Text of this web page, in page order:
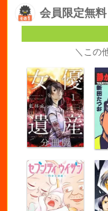
会員限定無料
＼この